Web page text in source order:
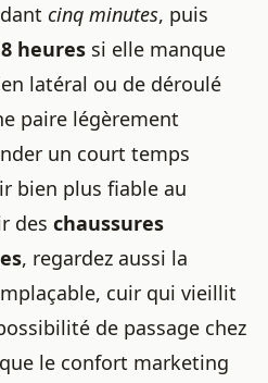
cinq minutes, puis
8 heures si elle manque
latéral ou de déroulé
paire légèrement
un court temps
bien plus fiable au
des chaussures
, regardez aussi la
cuir qui vieillit
de passage chez
que le confort marketing